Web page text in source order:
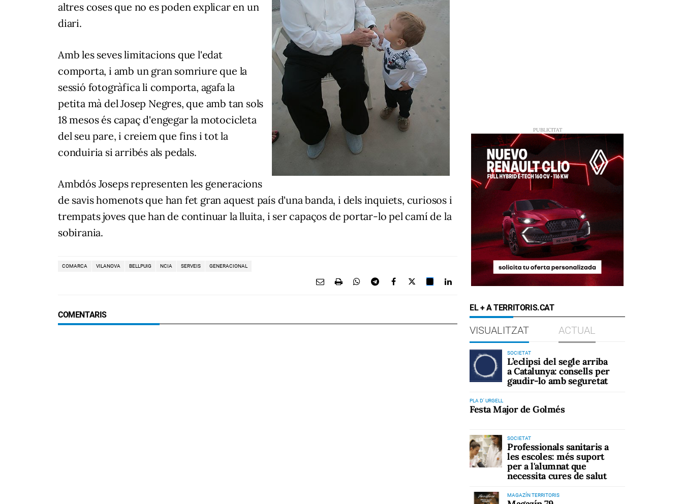
altres coses que no es poden explicar en un
diari.
Amb les seves limitacions que l'edat
comporta, i amb un gran somriure que la
sessió fotogràfica li comporta, agafa la
petita mà del Josep Negres, que amb tan sols
18 mesos és capaç d'engegar la motocicleta
del seu pare, i creiem que fins i tot la
conduiria si arribés als pedals.
Ambdós Joseps representen les generacions
de savis homenots que han fet gran aquest país d'una banda, i dels inquiets, curiosos i
trempats joves que han de continuar la lluita, i ser capaços de portar-lo pel camí de la
sobirania.
COMARCA VILANOVA BELLPUIG NCIA SERVEIS GENERACIONAL
COMENTARIS
EL + A TERRITORIS.CAT
VISUALITZAT ACTUAL
SOCIETAT
L’eclipsi del segle arriba
a Catalunya: consells per
gaudir-lo amb seguretat
PLA D' URGELL
Festa Major de Golmés
SOCIETAT
Professionals sanitaris a
les escoles: més suport
per a l'alumnat que
necessita cures de salut
MAGAZÍN TERRITORIS